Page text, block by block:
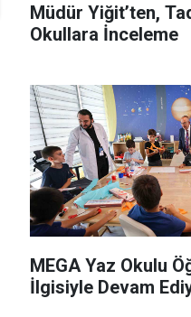
Müdür Yiğit’ten,
Okullara İnceleme
MEGA Yaz Okulu
İlgisiyle Devam